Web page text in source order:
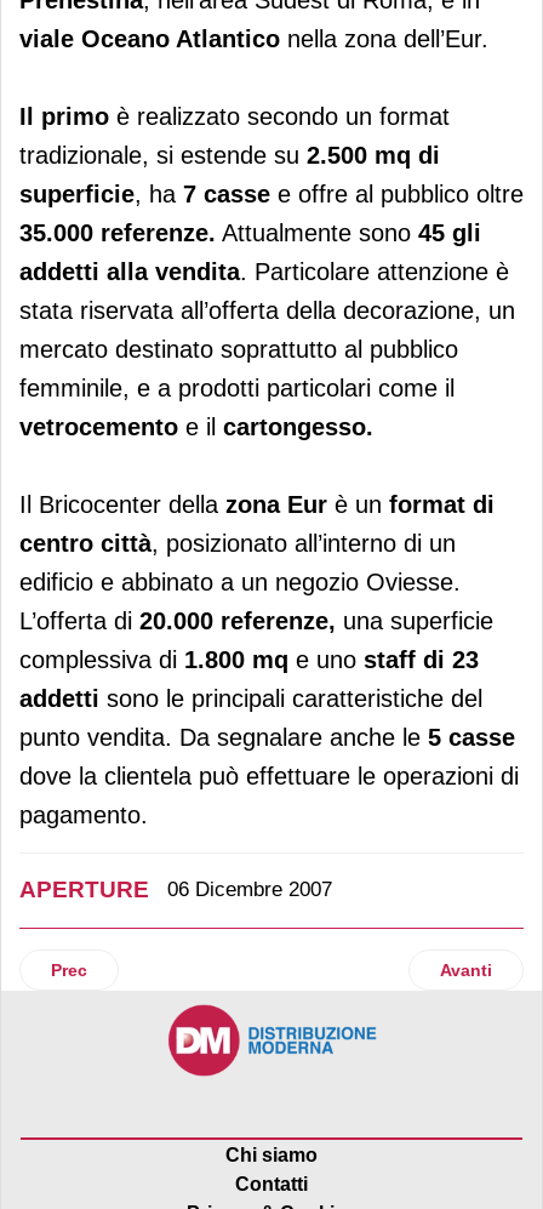
viale Oceano Atlantico nella zona dell’Eur.
Il primo è realizzato secondo un format
tradizionale, si estende su 2.500 mq di
superficie, ha 7 casse e offre al pubblico oltre
35.000 referenze. Attualmente sono 45 gli
addetti alla vendita. Particolare attenzione è
stata riservata all’offerta della decorazione, un
mercato destinato soprattutto al pubblico
femminile, e a prodotti particolari come il
vetrocemento e il cartongesso.
Il Bricocenter della zona Eur è un format di
centro città, posizionato all’interno di un
edificio e abbinato a un negozio Oviesse.
L’offerta di 20.000 referenze, una superficie
complessiva di 1.800 mq e uno staff di 23
addetti sono le principali caratteristiche del
punto vendita. Da segnalare anche le 5 casse
dove la clientela può effettuare le operazioni di
pagamento.
APERTURE 06 Dicembre 2007
Articolo precedente: Apre i battenti Il Gentile di Fabriano
Prec Articolo
Avanti
Chi siamo
Contatti